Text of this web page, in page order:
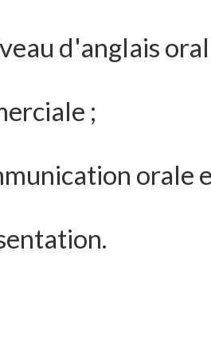
d'anglais
;
orale